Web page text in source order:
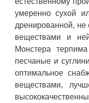
умеренно сухой
дренированной, не
веществами и
Монстера
песчаные и
оптимальное
веществами,